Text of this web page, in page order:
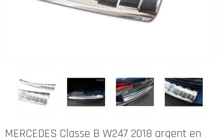
MERCEDES Classe B W247 2018 argent en